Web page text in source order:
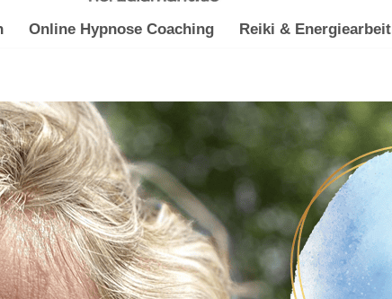
Online Hypnose Coaching Reiki & Energiearbeit